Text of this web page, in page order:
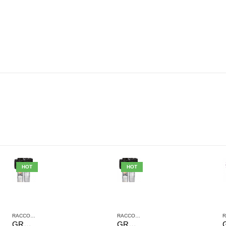
TRATTAMENTO ARIA COMPRESSA
HOT
RACCORDI JOHN GUEST TRATTAMENTO ARIA COMPRESSA
HOT
RACCORDI JOHN GUEST